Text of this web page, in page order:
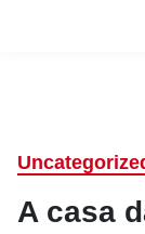
A casa